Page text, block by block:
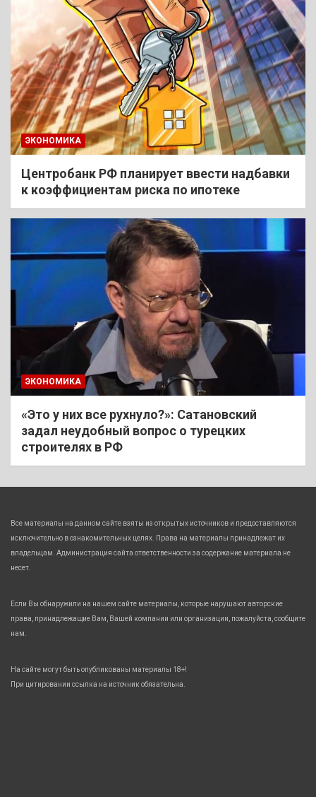
ЭКОНОМИКА
Центробанк РФ планирует ввести надбавки
к коэффициентам риска по ипотеке
ЭКОНОМИКА
«Это у них все рухнуло?»: Сатановский
задал неудобный вопрос о турецких
строителях в РФ
Все материалы на данном сайте взяты из открытых источников и предоставляются
исключительно в ознакомительных целях. Права на материалы принадлежат их
владельцам. Администрация сайта ответственности за содержание материала не
несет.
Если Вы обнаружили на нашем сайте материалы, которые нарушают авторские
права, принадлежащие Вам, Вашей компании или организации, пожалуйста, сообщите
нам.
На сайте могут быть опубликованы материалы 18+!
При цитировании ссылка на источник обязательна.